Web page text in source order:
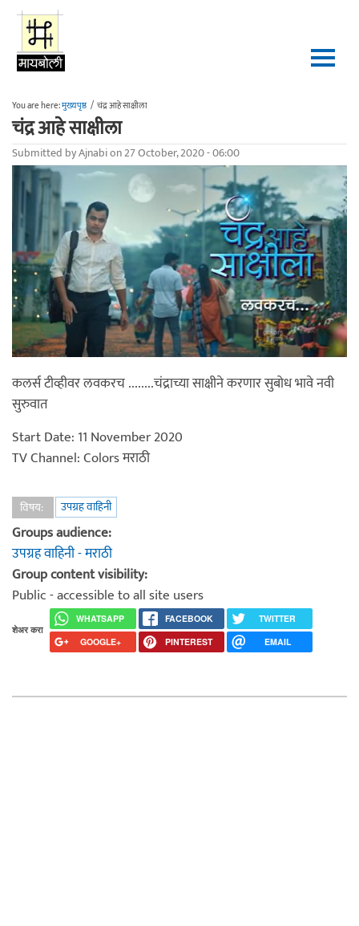
Skip to main content
You are here:मुख्यपृष्ठ / चंद्र आहे साक्षीला
चंद्र आहे साक्षीला
Submitted byAjnabion 27 October, 2020 - 06:00
कलर्स टीव्हीवर लवकरच ........चंद्राच्या साक्षीने करणार सुबोध भावे नवी
सुरुवात
Start Date: 11 November 2020
TV Channel: Colors मराठी
विषय: उपग्रह वाहिनी
Groups audience:
उपग्रह वाहिनी - मराठी
Group content visibility:
Public - accessible to all site users
शेअर करा
WHATSAPP FACEBOOK
TWITTER
GOOGLE+
PINTEREST EMAIL